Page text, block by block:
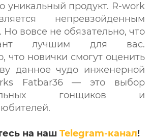
уникальный продукт. R-work
непревзойденным
вовсе не обязательно, что
лучшим для вас.
что новички смогут оценить
данное чудо инженерной
Fatbar36 — это выбор
гонщиков и
на наш Telegram-канал!